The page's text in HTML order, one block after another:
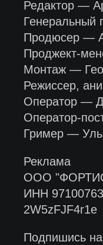
Редактор —
Продюсер —
Проджект-
Монтаж —
Режиссер,
Оператор —
Оператор-
Гример —
Реклама
ООО
ИНН
2W5zFJF4r1e
Подпишись на